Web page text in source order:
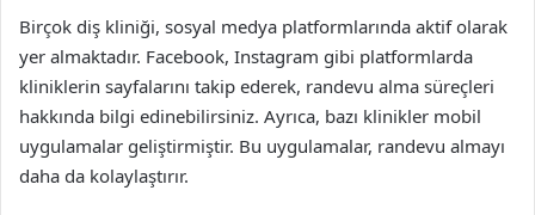
Birçok diş kliniği, sosyal medya platformlarında aktif olarak
yer almaktadır. Facebook, Instagram gibi platformlarda
kliniklerin sayfalarını takip ederek, randevu alma süreçleri
hakkında bilgi edinebilirsiniz. Ayrıca, bazı klinikler mobil
uygulamalar geliştirmiştir. Bu uygulamalar, randevu almayı
daha da kolaylaştırır.